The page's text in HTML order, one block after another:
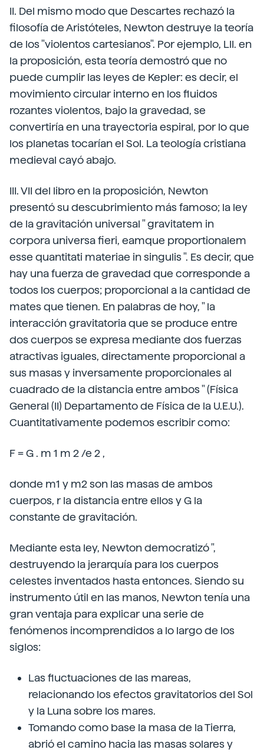
II. Del mismo modo que Descartes rechazó la
filosofía de Aristóteles, Newton destruye la teoría
de los "violentos cartesianos". Por ejemplo, LII. en
la proposición, esta teoría demostró que no
puede cumplir las leyes de Kepler: es decir, el
movimiento circular interno en los fluidos
rozantes violentos, bajo la gravedad, se
convertiría en una trayectoria espiral, por lo que
los planetas tocarían el Sol. La teología cristiana
medieval cayó abajo.
III. VII del libro en la proposición, Newton
presentó su descubrimiento más famoso; la ley
de la gravitación universal " gravitatem in
corpora universa fieri, eamque proportionalem
esse quantitati materiae in singulis ". Es decir, que
hay una fuerza de gravedad que corresponde a
todos los cuerpos; proporcional a la cantidad de
mates que tienen. En palabras de hoy, " la
interacción gravitatoria que se produce entre
dos cuerpos se expresa mediante dos fuerzas
atractivas iguales, directamente proporcional a
sus masas y inversamente proporcionales al
cuadrado de la distancia entre ambos " (Física
General (II) Departamento de Física de la U.E.U.).
Cuantitativamente podemos escribir como:
F = G . m 1 m 2 /e 2 ,
donde m1 y m2 son las masas de ambos
cuerpos, r la distancia entre ellos y G la
constante de gravitación.
Mediante esta ley, Newton democratizó ",
destruyendo la jerarquía para los cuerpos
celestes inventados hasta entonces. Siendo su
instrumento útil en las manos, Newton tenía una
gran ventaja para explicar una serie de
fenómenos incomprendidos a lo largo de los
siglos:
Las fluctuaciones de las mareas,
relacionando los efectos gravitatorios del Sol
y la Luna sobre los mares.
Tomando como base la masa de la Tierra,
abrió el camino hacia las masas solares y